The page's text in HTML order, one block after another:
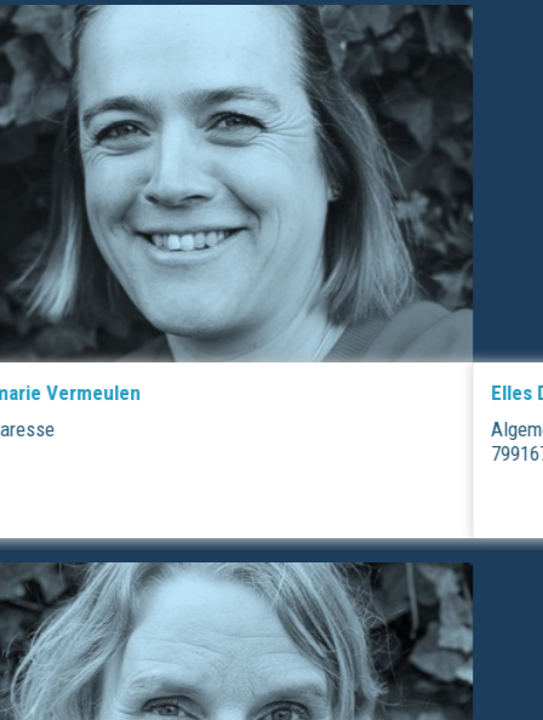
Elles Dijkstra
Algemeen fysiotherapeut, oncologie fysiotherapeut, BIG